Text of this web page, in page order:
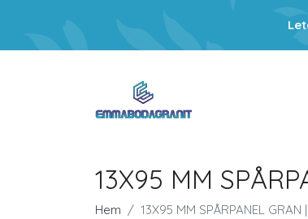
13X95 MM
Hem 13X95 MM SPÅRPANEL